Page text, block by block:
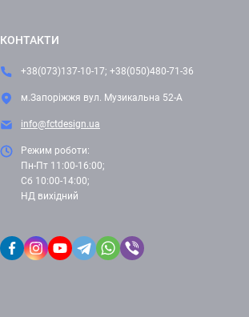
КОНТАКТИ
+38(073)137-10-17; +38(050)480-71-36
м.Запоріжжя вул. Музикальна 52-А
info@fctdesign.ua
Режим роботи:
Пн-Пт 11:00-16:00;
Сб 10:00-14:00;
НД вихідний